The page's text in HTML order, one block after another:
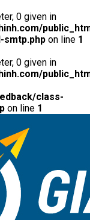
0 given in
smtp.php on line 1
0 given in
class-
on line 1